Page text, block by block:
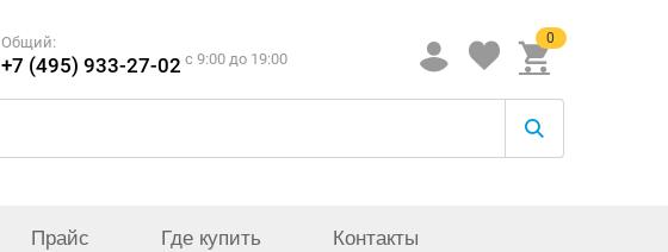
Общий:
+7 (495) 933-27-02 c 9:00 до 19:00
0
Прайс Где купить Контакты